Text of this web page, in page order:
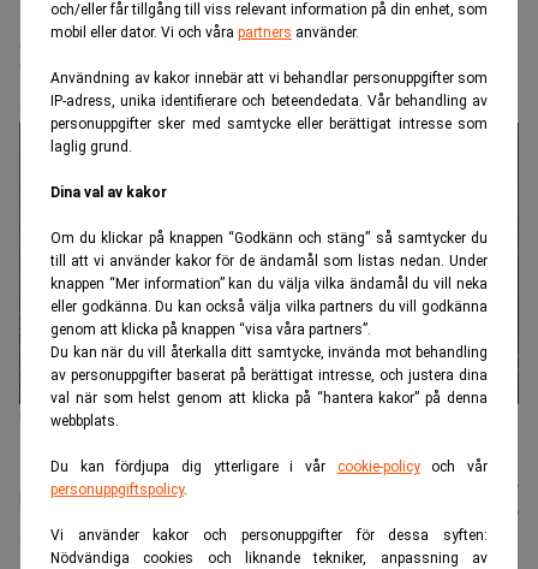
och/eller får tillgång till viss relevant information på din enhet, som
mobil eller dator. Vi och våra partners använder.
Användning av kakor innebär att vi behandlar personuppgifter som
IP-adress, unika identifierare och beteendedata. Vår behandling av
personuppgifter sker med samtycke eller berättigat intresse som
laglig grund.
Dina val av kakor
Om du klickar på knappen “Godkänn och stäng” så samtycker du
till att vi använder kakor för de ändamål som listas nedan. Under
knappen “Mer information” kan du välja vilka ändamål du vill neka
eller godkänna. Du kan också välja vilka partners du vill godkänna
genom att klicka på knappen “visa våra partners”.
Du kan när du vill återkalla ditt samtycke, invända mot behandling
av personuppgifter baserat på berättigat intresse, och justera dina
val när som helst genom att klicka på “hantera kakor” på denna
webbplats.
Du kan fördjupa dig ytterligare i vår cookie-policyoch vår
personuppgiftspolicy.
Vi använder kakor och personuppgifter för dessa syften:
Nödvändiga cookies och liknande tekniker, anpassning av
Realtid.se Makro
Ett enda ord kostar Nord Stream AG
580 miljoner euro
Gasläckan vid Nordstream 2 sett från det danska försvaret på
Karin
19 juli 2026
20 juli 2026